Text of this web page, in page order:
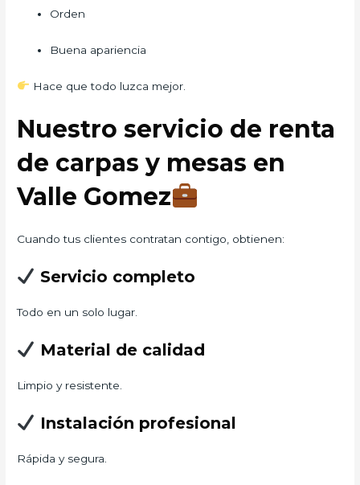
Orden
Buena apariencia
Hace que todo luzca mejor.
Nuestro servicio de renta
de carpas y mesas en
Valle Gomez
Cuando tus clientes contratan contigo, obtienen:
Servicio completo
Todo en un solo lugar.
Material de calidad
Limpio y resistente.
Instalación profesional
Rápida y segura.